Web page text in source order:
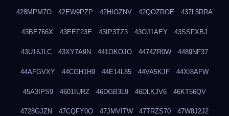
428MPM7O 42EW9PZP 42HIOZNV 42QOZROE 437L5RRA
43BE766X 43EEF23E 43IP3TZ3 43OJ1AEY 43SSFXBJ
43U16JLC 43XY7A9N 441OKOJO 4474ZR0W 4489NF37
44AFGVXY 44CGH1H9 44E14L85 44VA5KJF 44XI8AFW
45A3IPS9 4601IURZ 46DGB3L9 46DLKJV6 46KT56QV
4728GJZN 47CQFY0O 47JMVITW 47TRZS70 47W8J2J2